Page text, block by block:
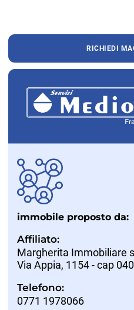
RICHIEDI
immobile proposto da:
Affiliato:
Margherita Immobiliare
Via Appia, 1154 - cap
Telefono:
0771 1978066